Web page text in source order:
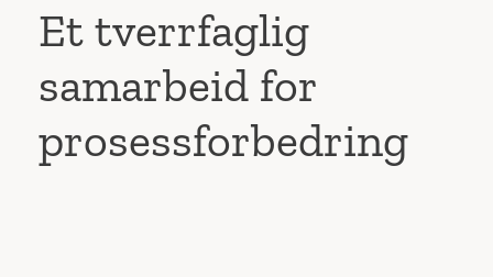
Et tverrfaglig
samarbeid for
prosessforbedring